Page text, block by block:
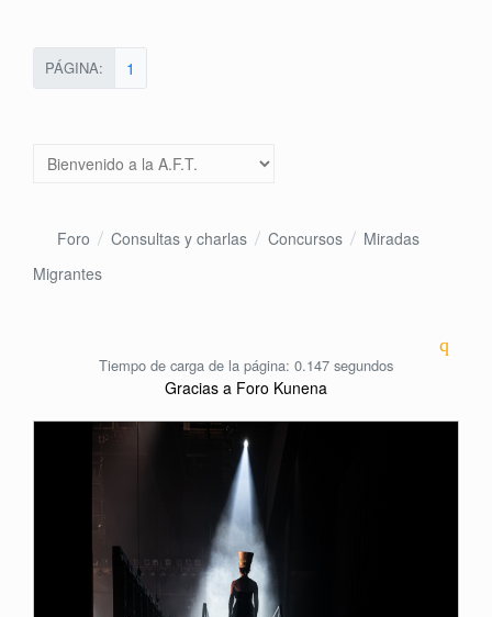
PÁGINA: 1
Foro Consultas y charlas Concursos
Miradas
Migrantes
Tiempo de carga de la página: 0.147 segundos
Gracias a Foro Kunena